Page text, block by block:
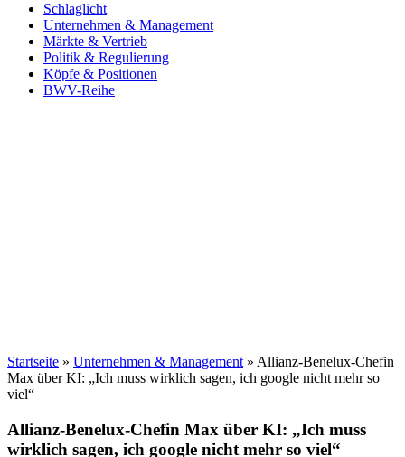
Schlaglicht
Unternehmen & Management
Märkte & Vertrieb
Politik & Regulierung
Köpfe & Positionen
BWV-Reihe
Startseite » Unternehmen & Management » Allianz-Benelux-Chefin
Max über KI: „Ich muss wirklich sagen, ich google nicht mehr so
viel“
Allianz-Benelux-Chefin Max über KI: „Ich muss
wirklich sagen, ich google nicht mehr so viel“